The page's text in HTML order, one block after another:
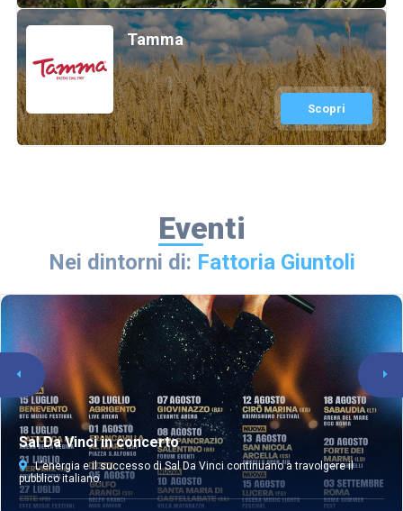
Tamma
Scopri
Eventi
Nei dintorni di: Fattoria Giuntoli
Sal Da Vinci in concerto
L’energia e il successo di Sal Da Vinci continuano a travolgere il
pubblico italiano.